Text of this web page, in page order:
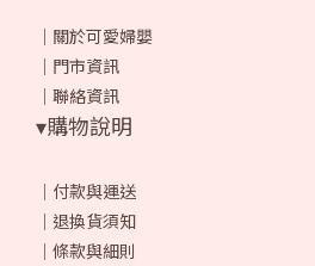
｜ 關於可愛婦嬰
｜ 門市資訊
｜ 聯絡資訊
▾購物說明
｜ 付款與運送
｜ 退換貨須知
｜ 條款與細則